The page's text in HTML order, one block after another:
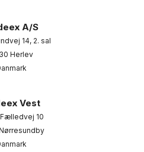
A/S
14, 2. sal
Herlev
Vest
10